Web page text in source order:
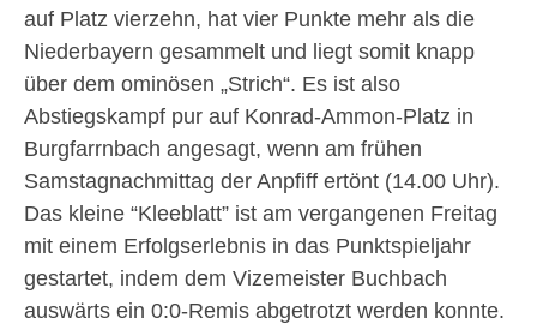
auf Platz vierzehn, hat vier Punkte mehr als die
Niederbayern gesammelt und liegt somit knapp
über dem ominösen „Strich“. Es ist also
Abstiegskampf pur auf Konrad-Ammon-Platz in
Burgfarrnbach angesagt, wenn am frühen
Samstagnachmittag der Anpfiff ertönt (14.00 Uhr).
Das kleine “Kleeblatt” ist am vergangenen Freitag
mit einem Erfolgserlebnis in das Punktspieljahr
gestartet, indem dem Vizemeister Buchbach
auswärts ein 0:0-Remis abgetrotzt werden konnte.